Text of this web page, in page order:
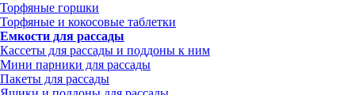
Торфяные горшки
Торфяные и кокосовые таблетки
Емкости для рассады
Кассеты для рассады и поддоны к ним
Мини парники для рассады
Пакеты для рассады